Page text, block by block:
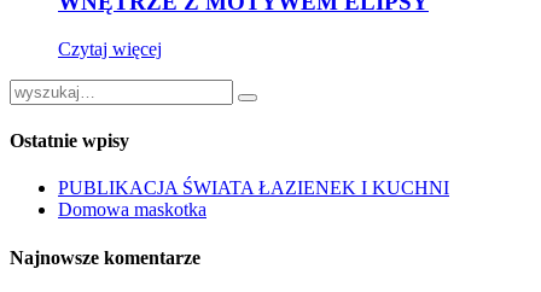
Czytaj więcej
Ostatnie wpisy
PUBLIKACJA ŚWIATA ŁAZIENEK I KUCHNI
Domowa maskotka
Najnowsze komentarze